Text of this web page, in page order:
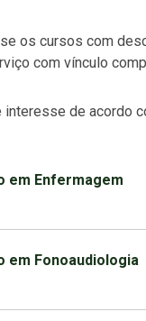
os cursos com
com vínculo
interesse de acordo
em Enfermagem
em Fonoaudiologia